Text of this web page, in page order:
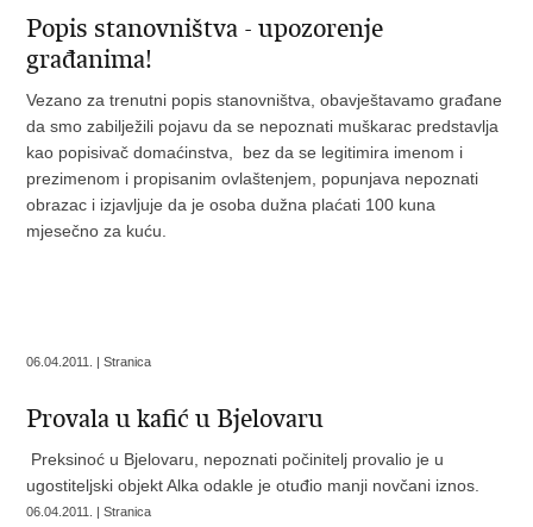
Popis stanovništva - upozorenje
građanima!
Vezano za trenutni popis stanovništva, obavještavamo građane
da smo zabilježili pojavu da se nepoznati muškarac predstavlja
kao popisivač domaćinstva, bez da se legitimira imenom i
prezimenom i propisanim ovlaštenjem, popunjava nepoznati
obrazac i izjavljuje da je osoba dužna plaćati 100 kuna
mjesečno za kuću.
06.04.2011. | Stranica
Provala u kafić u Bjelovaru
Preksinoć u Bjelovaru, nepoznati počinitelj provalio je u
ugostiteljski objekt Alka odakle je otuđio manji novčani iznos.
06.04.2011. | Stranica